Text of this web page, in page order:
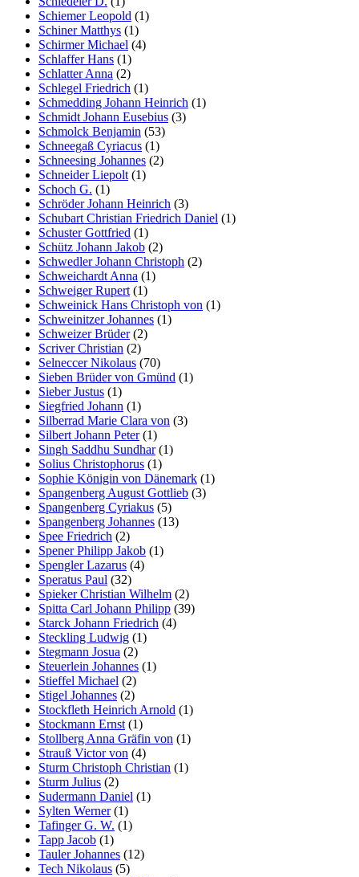
Schiemer Leopold (1)
Schiner Matthys (1)
Schirmer Michael (4)
Schlaffer Hans (1)
Schlatter Anna (2)
Schlegel Friedrich (1)
Schmedding Johann Heinrich (1)
Schmidt Johann Eusebius (3)
Schmolck Benjamin (53)
Schneegaß Cyriacus (1)
Schneesing Johannes (2)
Schneider Liepolt (1)
Schoch G. (1)
Schröder Johann Heinrich (3)
Schubart Christian Friedrich Daniel (1)
Schuster Gottfried (1)
Schütz Johann Jakob (2)
Schwedler Johann Christoph (2)
Schweichardt Anna (1)
Schweiger Rupert (1)
Schweinick Hans Christoph von (1)
Schweinitzer Johannes (1)
Schweizer Brüder(2)
Scriver Christian (2)
Selneccer Nikolaus (70)
Sieben Brüder von Gmünd (1)
Sieber Justus (1)
Siegfried Johann (1)
Silberrad Marie Clara von (3)
Silbert Johann Peter(1)
Singh Saddhu Sundhar(1)
Solius Christophorus (1)
Sophie Königin von Dänemark (1)
Spangenberg August Gottlieb (3)
Spangenberg Cyriakus (5)
Spangenberg Johannes (13)
Spee Friedrich (2)
Spener Philipp Jakob (1)
Spengler Lazarus (4)
Speratus Paul (32)
Spieker Christian Wilhelm (2)
Spitta Carl Johann Philipp (39)
Starck Johann Friedrich (4)
Steckling Ludwig (1)
Stegmann Josua (2)
Steuerlein Johannes (1)
Stieffel Michael (2)
Stigel Johannes (2)
Stockfleth Heinrich Arnold (1)
Stockmann Ernst (1)
Stollberg Anna Gräfin von (1)
Strauß Victor von (4)
Sturm Christoph Christian (1)
Sturm Julius (2)
Sudermann Daniel (1)
Sylten Werner(1)
Tafinger G. W. (1)
Tapp Jacob (1)
Tauler Johannes (12)
Tech Nikolaus (5)